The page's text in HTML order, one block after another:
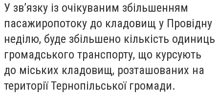
У зв’язку із очікуваним збільшенням
пасажиропотоку до кладовищ у Провідну
неділю, буде збільшено кількість одиниць
громадського транспорту, що курсують
до міських кладовищ, розташованих на
території Тернопільської громади.